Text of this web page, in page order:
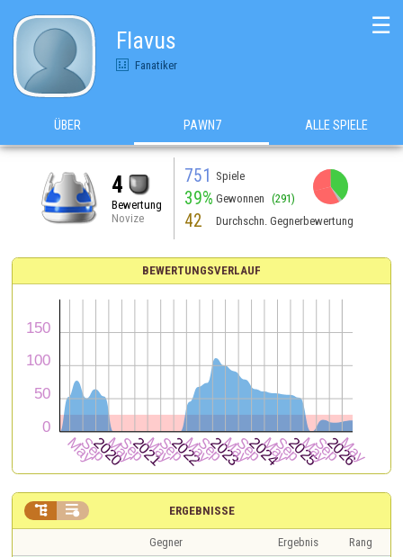
Flavus
Fanatiker
☰
ÜBER PAWN7 ALLE SPIELE
4
Bewertung
Novize
751 Spiele
39% Gewonnen (291)
42 Durchschn. Gegnerbewertung
BEWERTUNGSVERLAUF
ERGEBNISSE
 
Gegner Ergebnis
Rang